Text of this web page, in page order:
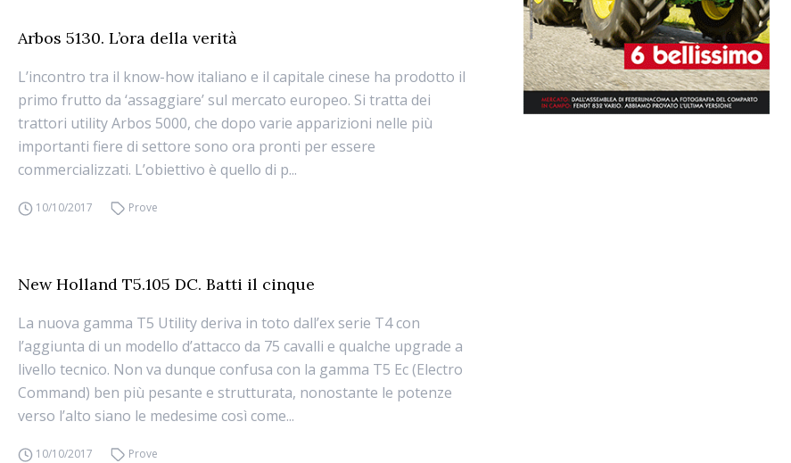
Arbos 5130. L’ora della verità
L’incontro tra il know-how italiano e il capitale cinese ha prodotto il
primo frutto da ‘assaggiare’ sul mercato europeo. Si tratta dei
trattori utility Arbos 5000, che dopo varie apparizioni nelle più
importanti fiere di settore sono ora pronti per essere
commercializzati. L’obiettivo è quello di p...
10/10/2017 Prove
New Holland T5.105 DC. Batti il cinque
La nuova gamma T5 Utility deriva in toto dall’ex serie T4 con
l’aggiunta di un modello d’attacco da 75 cavalli e qualche upgrade a
livello tecnico. Non va dunque confusa con la gamma T5 Ec (Electro
Command) ben più pesante e strutturata, nonostante le potenze
verso l’alto siano le medesime così come...
10/10/2017 Prove